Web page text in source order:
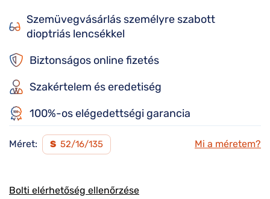
Szemüvegvásárlás személyre szabott
dioptriás lencsékkel
Biztonságos online fizetés
Szakértelem és eredetiség
100%-os elégedettségi garancia
Méret: S 52/16/135 Mi a méretem?
Bolti elérhetőség ellenőrzése